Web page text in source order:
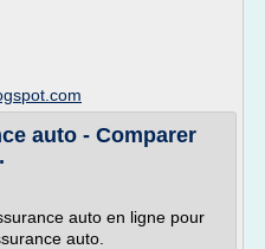
auto - Comparer
auto en ligne pour
auto.